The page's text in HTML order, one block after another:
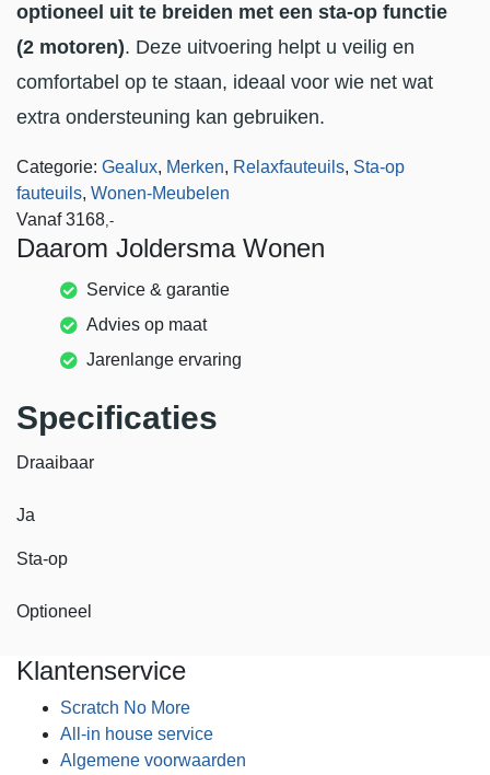
optioneel uit te breiden met een sta-op functie
(2 motoren). Deze uitvoering helpt u veilig en
comfortabel op te staan, ideaal voor wie net wat
extra ondersteuning kan gebruiken.
Categorie: Gealux, Merken, Relaxfauteuils, Sta-op
fauteuils, Wonen-Meubelen
Vanaf 3168,-
Daarom Joldersma Wonen
Service & garantie
Advies op maat
Jarenlange ervaring
Specificaties
Draaibaar
Ja
Sta-op
Optioneel
Klantenservice
Scratch No More
All-in house service
Algemene voorwaarden